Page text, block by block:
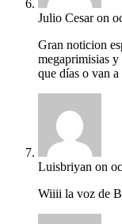
Julio Cesar on
Gran noticion
megaprimisias
que días o van
Luisbriyan on
Wiiii la voz de